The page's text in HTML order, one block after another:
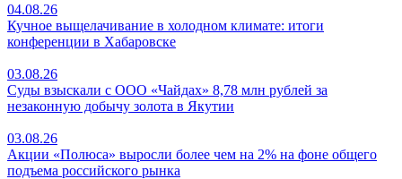
04.08.26
Кучное выщелачивание в холодном климате: итоги
конференции в Хабаровске
03.08.26
Суды взыскали с ООО «Чайдах» 8,78 млн рублей за
незаконную добычу золота в Якутии
03.08.26
Акции «Полюса» выросли более чем на 2% на фоне общего
подъема российского рынка